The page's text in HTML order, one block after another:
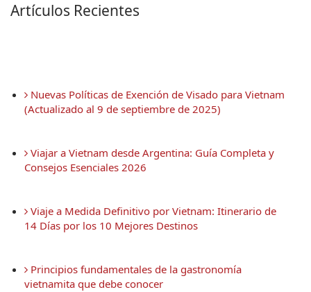
Artículos Recientes
Nuevas Políticas de Exención de Visado para Vietnam
(Actualizado al 9 de septiembre de 2025)
Viajar a Vietnam desde Argentina: Guía Completa y
Consejos Esenciales 2026
Viaje a Medida Definitivo por Vietnam: Itinerario de
14 Días por los 10 Mejores Destinos
Principios fundamentales de la gastronomía
vietnamita que debe conocer